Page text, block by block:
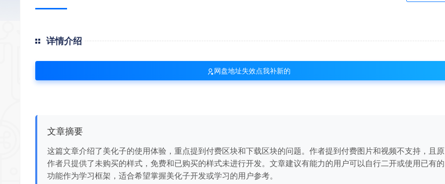
详情介绍
网盘地址失效点我补新的
文章摘要
这篇文章介绍了美化子的使用体验，重点提到付费区块和下载区块的问题。作者提到付费图片和视频不支持，且原
作者只提供了未购买的样式，免费和已购买的样式未进行开发。文章建议有能力的用户可以自行二开或使用已有的
功能作为学习框架，适合希望掌握美化子开发或学习的用户参考。